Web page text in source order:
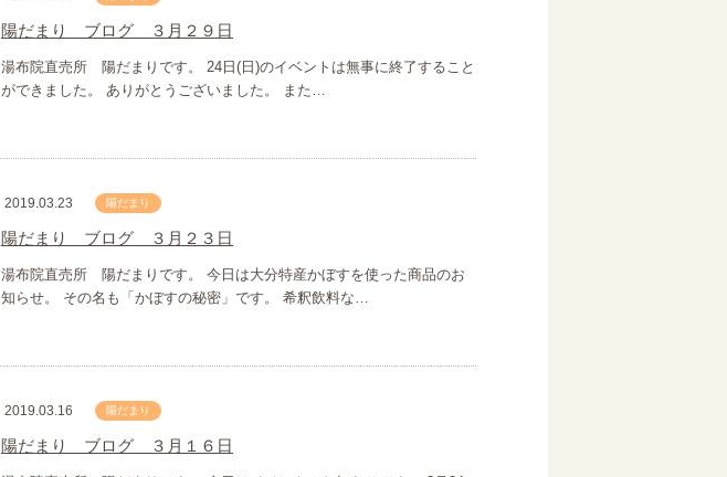
陽だまり ブログ ３月２９日
湯布院直売所 陽だまりです。 24日(日)のイベントは無事に終了すること
ができました。 ありがとうございました。 また…
2019.03.23 陽だまり
陽だまり ブログ ３月２３日
湯布院直売所 陽だまりです。 今日は大分特産かぼすを使った商品のお
知らせ。 その名も「かぼすの秘密」です。 希釈飲料な…
2019.03.16 陽だまり
陽だまり ブログ ３月１６日